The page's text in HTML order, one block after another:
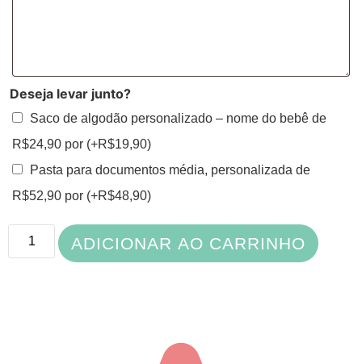
Deseja levar junto?
Saco de algodão personalizado – nome do bebê de
R$24,90 por (+R$19,90)
Pasta para documentos média, personalizada de
R$52,90 por (+R$48,90)
ADICIONAR AO CARRINHO